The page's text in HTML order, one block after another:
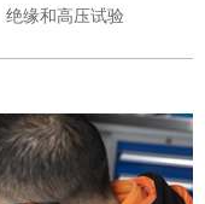
绝缘和高压试验